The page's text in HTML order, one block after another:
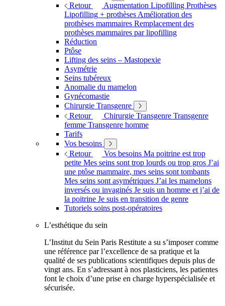
Retour
Augmentation Lipofilling Prothèses
Lipofilling + prothèses Amélioration des
prothèses mammaires Remplacement des
prothèses mammaires par lipofilling
Réduction
Ptôse
Lifting des seins – Mastopexie
Asymétrie
Seins tubéreux
Anomalie du mamelon
Gynécomastie
Chirurgie Transgenre
Retour
Chirurgie Transgenre Transgenre
femme Transgenre homme
Tarifs
Vos besoins
Retour
Vos besoins Ma poitrine est trop
petite Mes seins sont trop lourds ou trop gros J’ai
une ptôse mammaire, mes seins sont tombants
Mes seins sont asymétriques J’ai les mamelons
inversés ou invaginés Je suis un homme et j’ai de
la poitrine Je suis en transition de genre
Tutoriels soins post-opératoires
L’esthétique du sein
L’Institut du Sein Paris Restitute a su s’imposer comme
une référence par l’excellence de sa pratique et la
qualité de ses publications scientifiques depuis plus de
vingt ans. En s’adressant à nos plasticiens, les patientes
font le choix d’une prise en charge hyperspécialisée et
sécurisée.